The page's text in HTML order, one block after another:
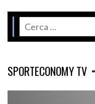
SPORTECONOMY TV